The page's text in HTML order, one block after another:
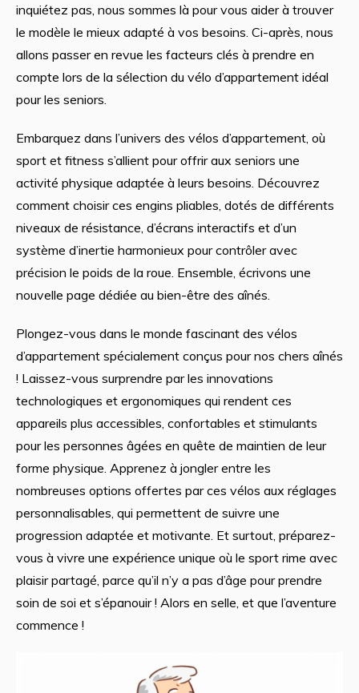
inquiétez pas, nous sommes là pour vous aider à trouver
le modèle le mieux adapté à vos besoins. Ci-après, nous
allons passer en revue les facteurs clés à prendre en
compte lors de la sélection du vélo d’appartement idéal
pour les seniors.
Embarquez dans l’univers des vélos d’appartement, où
sport et fitness s’allient pour offrir aux seniors une
activité physique adaptée à leurs besoins. Découvrez
comment choisir ces engins pliables, dotés de différents
niveaux de résistance, d’écrans interactifs et d’un
système d’inertie harmonieux pour contrôler avec
précision le poids de la roue. Ensemble, écrivons une
nouvelle page dédiée au bien-être des aînés.
Plongez-vous dans le monde fascinant des vélos
d’appartement spécialement conçus pour nos chers aînés
! Laissez-vous surprendre par les innovations
technologiques et ergonomiques qui rendent ces
appareils plus accessibles, confortables et stimulants
pour les personnes âgées en quête de maintien de leur
forme physique. Apprenez à jongler entre les
nombreuses options offertes par ces vélos aux réglages
personnalisables, qui permettent de suivre une
progression adaptée et motivante. Et surtout, préparez-
vous à vivre une expérience unique où le sport rime avec
plaisir partagé, parce qu’il n’y a pas d’âge pour prendre
soin de soi et s’épanouir ! Alors en selle, et que l’aventure
commence !